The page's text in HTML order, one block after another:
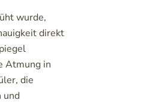
wurde,
direkt
Atmung in
die
und